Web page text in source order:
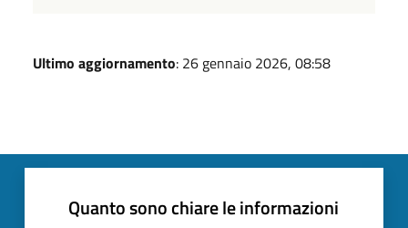
Ultimo aggiornamento: 26 gennaio 2026, 08:58
Quanto sono chiare le informazioni